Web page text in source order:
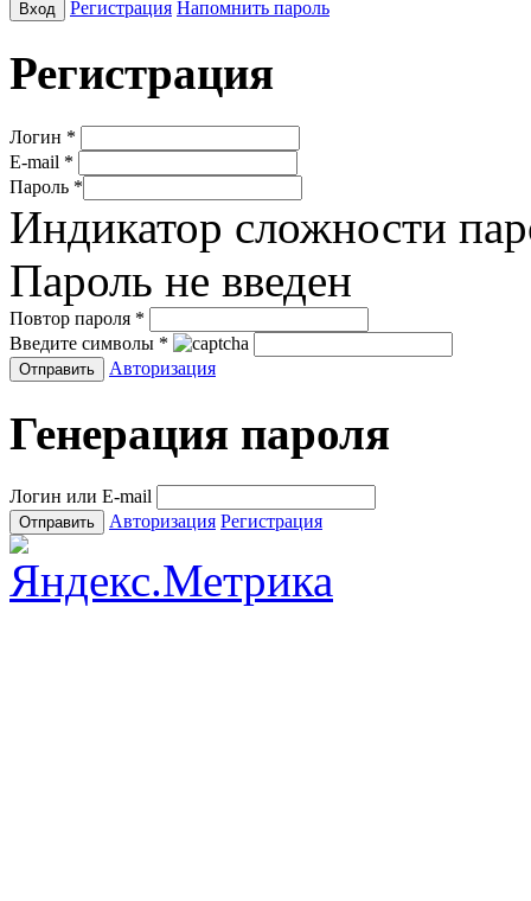
Регистрация Напомнить пароль
Регистрация
Логин *
E-mail *
Пароль *
Индикатор сложности
Пароль не введен
Повтор пароля *
Введите символы *
Авторизация
Генерация пароля
Логин или E-mail
Авторизация Регистрация